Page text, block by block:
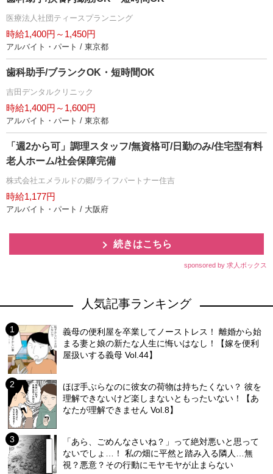
医療法人社団ティースプランニング
時給1,400円～1,450円
アルバイト・パート / 東京都
歯科助手/ブランクOK・短時間OK
吉田デンタルクリニック
時給1,400円～1,600円
アルバイト・パート / 東京都
「週2から可」調理スタッフ/無資格可/日勤のみ/住宅型有料
老人ホーム/社会保障完備
株式会社エメラルドの郷/ライフパートナー住吉
時給1,177円
アルバイト・パート / 大阪府
続きはこちら
sponsored by 求人ボックス
人気記事ランキング
義母の便利屋を卒業してノーストレス！ 離婚から始
まる妻と娘の新たな人生に悔いはなし！【嫁を便利
屋扱いする義母 Vol.44】
ほぼ手ぶらなのに彼女の荷物は持ちたくない？ 彼を
理解できないけど楽しまないともったいない！【あ
なたが理解できません Vol.8】
「あら、ごめんなさいね？」って絶対悪いと思って
ないでしょ…！ 私の畑に平然と踏み入る隣人…無
視？悪意？その行動にモヤモヤが止まらない